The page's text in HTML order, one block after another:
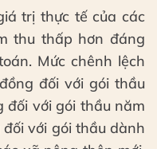
trị thực tế của các
thu thấp hơn đáng
Mức chênh lệch
đối với gói thầu
đối với gói thầu năm
với gói thầu dành